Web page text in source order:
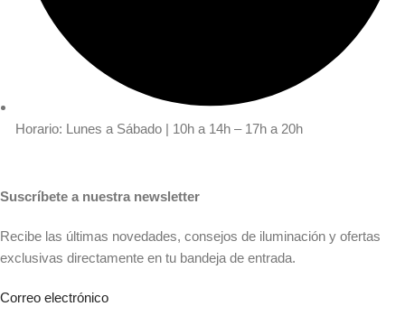
Horario: Lunes a Sábado | 10h a 14h – 17h a 20h
Suscríbete a nuestra newsletter
Recibe las últimas novedades, consejos de iluminación y ofertas
exclusivas directamente en tu bandeja de entrada.
Correo electrónico